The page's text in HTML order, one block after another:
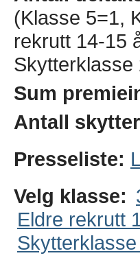
(Klasse 5=1,
rekrutt 14-15
Sum
Antall
Presseliste:
Velg klasse:
Eldre rekrutt